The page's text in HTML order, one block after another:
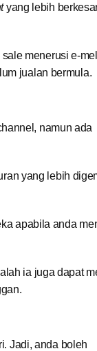
yang lebih
menerusi e-
jualan bermula.
namun ada
yang lebih
apabila anda
ia juga dapat
Jadi, anda boleh